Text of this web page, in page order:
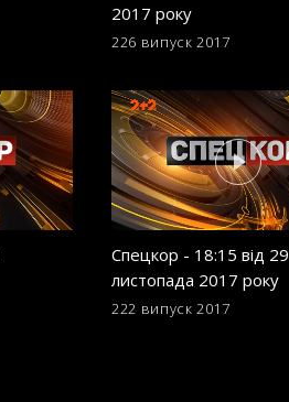
2017 року
226 випуск 2017
Спецкор - 18:15 від 29
листопада 2017 року
222 випуск 2017